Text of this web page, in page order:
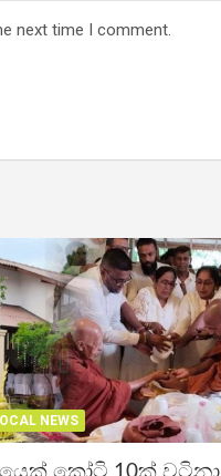
next time I comment.
NEWS